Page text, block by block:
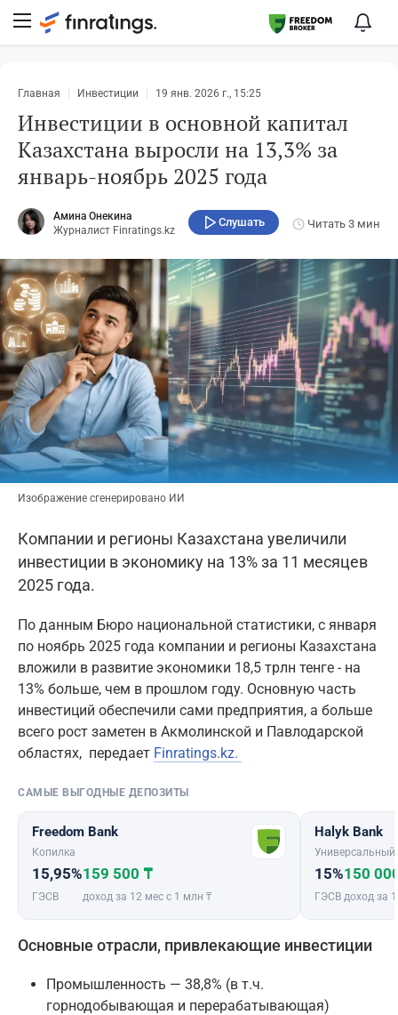
Главная Инвестиции 19 янв. 2026 г., 15:25
Инвестиции в основной капитал
Казахстана выросли на 13,3% за
январь‑ноябрь 2025 года
Амина Онекина
Журналист Finratings.kz
Слушать Читать 3 мин
Изображение сгенерировано ИИ
Компании и регионы Казахстана увеличили
инвестиции в экономику на 13% за 11 месяцев
2025 года.
По данным Бюро национальной статистики, с января
по ноябрь 2025 года компании и регионы Казахстана
вложили в развитие экономики 18,5 трлн тенге - на
13% больше, чем в прошлом году. Основную часть
инвестиций обеспечили сами предприятия, а больше
всего рост заметен в Акмолинской и Павлодарской
областях, передает Finratings.kz.
САМЫЕ ВЫГОДНЫЕ ДЕПОЗИТЫ
Freedom Bank
Копилка
15,95%
ГЭСВ
159 500 ₸
доход за 12 мес с 1 млн ₸
Halyk Bank
Универсальный
15%
ГЭСВ
150
доход за
Основные отрасли, привлекающие инвестиции
Промышленность — 38,8% (в т.ч.
горнодобывающая и перерабатывающая)